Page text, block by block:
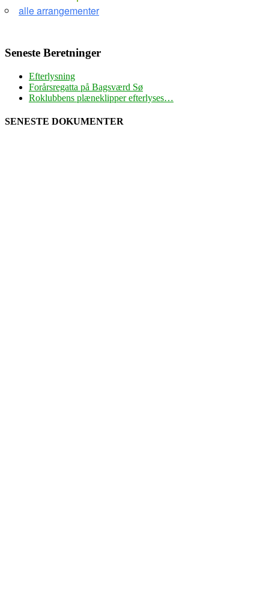
alle arrangementer
Seneste Beretninger
Efterlysning
Forårsregatta på Bagsværd Sø
Roklubbens plæneklipper efterlyses…
SENESTE DOKUMENTER